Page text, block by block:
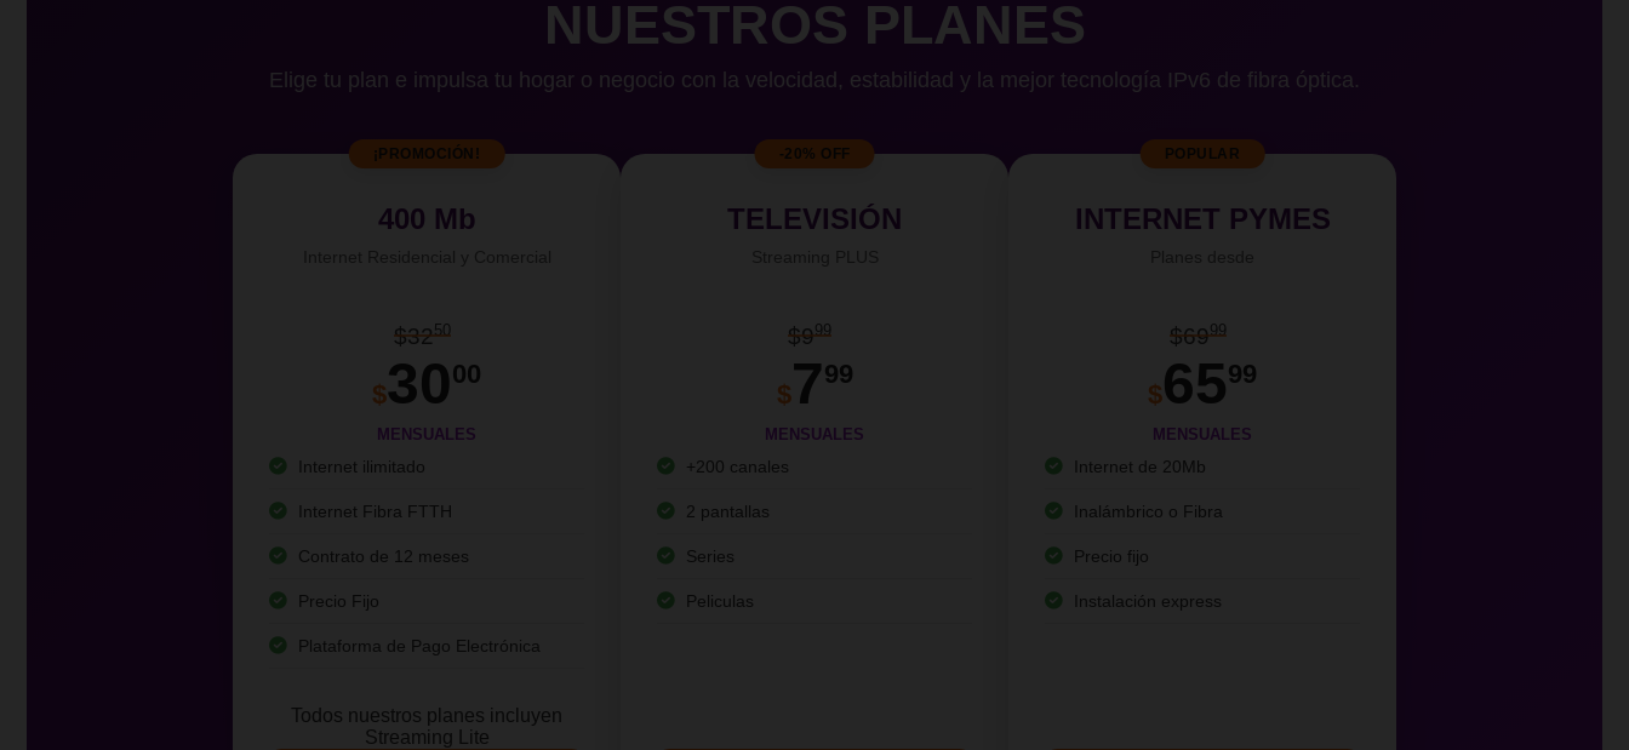
NUESTROS PLANES
Elige tu plan e impulsa tu hogar o negocio con la velocidad, estabilidad y la mejor tecnología IPv6 de fibra óptica.
¡PROMOCIÓN!
400 Mb
$3250
$3000
MENSUALES
Internet ilimitado
Internet Fibra FTTH
Contrato de 12 meses
Precio Fijo
Plataforma de Pago Electrónica
Todos nuestros planes incluyen
Streaming Lite
-20% OFF
TELEVISIÓN
$999
$799
MENSUALES
+200 canales
2 pantallas
Series
Peliculas
POPULAR
INTERNET PYMES
$6999
$6599
MENSUALES
Internet de 20Mb
Inalámbrico o Fibra
Precio fijo
Instalación express